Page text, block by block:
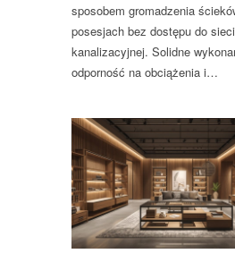
sposobem gromadzenia
posesjach bez dostępu do sieci
kanalizacyjnej. Solidne
odporność na obciążenia i…